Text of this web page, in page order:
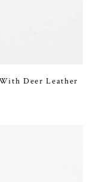
Deer Leather